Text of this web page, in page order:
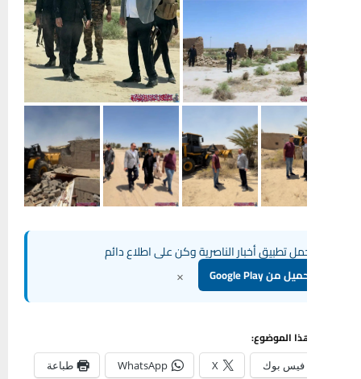
تطبيق أخبار الناصرية وكن على اطلاع دائم
×
الموضوع:
X
WhatsApp طباعة